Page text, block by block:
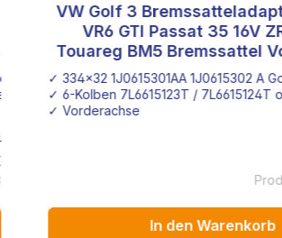
Bewertung von 4 von 5 Sternen
/ VW Tuareg Bremssattel
VW Golf 3
VR6 GTI Passat 35 16V
Touareg BM5 Bremssattel
334x32
✓ 334x32 1J0615301AA 1J0615302 A
✓ 6-Kolben 7L6615123T / 7L6615124T
✓ Vorderachse
In den Warenkorb